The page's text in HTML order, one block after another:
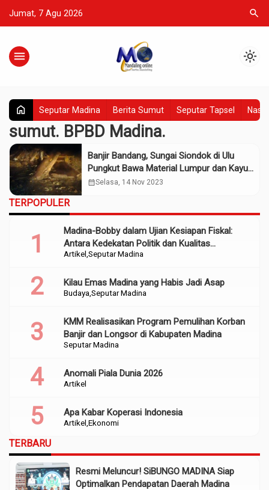
Jumat, 7 Agu 2026 search
menu light_mode
home Seputar Madina Berita Sumut Seputar Tapsel
sumut. BPBD Madina.
Banjir Bandang, Sungai Siondok di Ulu
Pungkut Bawa Material Lumpur dan Kayu
Glondongan
calendar_monthSelasa, 14 Nov 2023
TERPOPULER
Artikel Seputar Madina
Madina-Bobby dalam Ujian Kesiapan Fiskal:
Antara Kedekatan Politik dan Kualitas
Perencanaan
Budaya Seputar Madina
Kilau Emas Madina yang Habis Jadi Asap
Seputar Madina
KMM Realisasikan Program Pemulihan Korban
Banjir dan Longsor di Kabupaten Madina
Artikel
Anomali Piala Dunia 2026
Artikel Ekonomi
Apa Kabar Koperasi Indonesia
TERBARU
Resmi Meluncur! SiBUNGO MADINA Siap
Optimalkan Pendapatan Daerah Madina